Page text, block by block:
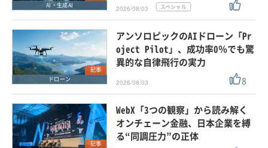
AI・生成AI
2026/08/03
記事
ドローン
アンソロピックのAIドローン「Pr
oject Pilot」、成功率0％でも驚
異的な自律飛行の実力
2026/08/03 8
記事
WebX「3つの観察」から読み解く
オンチェーン金融、日本企業を縛
る“同調圧力”の正体